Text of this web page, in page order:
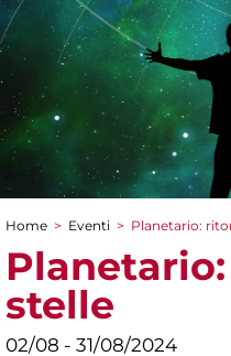
Tu sei qui
Home > Eventi > Planetario:
stelle
02/08 - 31/08/2024